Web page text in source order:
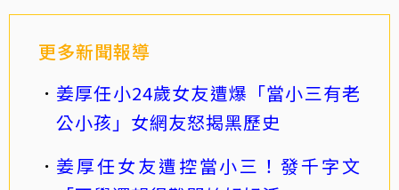
更多新聞報導
姜厚任小24歲女友遭爆「當小三有老
公小孩」女網友怒揭黑歷史
姜厚任女友遭控當小三！發千字文